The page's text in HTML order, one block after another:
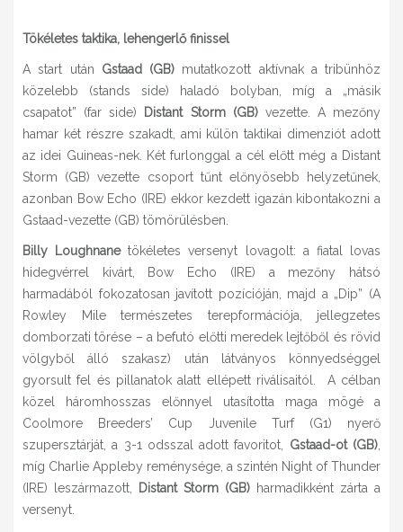
Tökéletes taktika, lehengerlő finissel
A start után Gstaad (GB) mutatkozott aktívnak a tribünhöz
közelebb (stands side) haladó bolyban, míg a „másik
csapatot” (far side)
Distant Storm (GB)vezette. A mezőny
hamar két részre szakadt, ami külön taktikai dimenziót adott
az idei Guineas-nek. Két furlonggal a cél előtt még a Distant
Storm (GB) vezette csoport tűnt előnyösebb helyzetűnek,
azonban Bow Echo (IRE) ekkor kezdett igazán kibontakozni a
Gstaad-vezette (GB) tömörülésben.
Billy Loughnanetökéletes versenyt lovagolt: a fiatal lovas
hidegvérrel kivárt, Bow Echo (IRE) a mezőny hátsó
harmadából fokozatosan javított pozícióján, majd a „Dip” (A
Rowley Mile természetes terepformációja, jellegzetes
domborzati törése – a befutó előtti meredek lejtőből és rövid
völgyből álló szakasz) után látványos könnyedséggel
gyorsult fel és pillanatok alatt ellépett riválisaitól. A célban
közel háromhosszas előnnyel utasította maga mögé a
Coolmore Breeders’ Cup Juvenile Turf (G1) nyerő
szupersztárját, a 3-1 odsszal adott favoritot, Gstaad-ot (GB),
míg Charlie Appleby reménysége, a szintén Night of Thunder
(IRE) leszármazott,
Distant Storm (GB) harmadikként zárta a
versenyt.